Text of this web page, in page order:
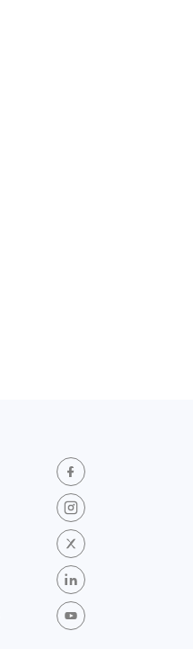
Facebook
Instagram
X
LinkedIn
Youtube